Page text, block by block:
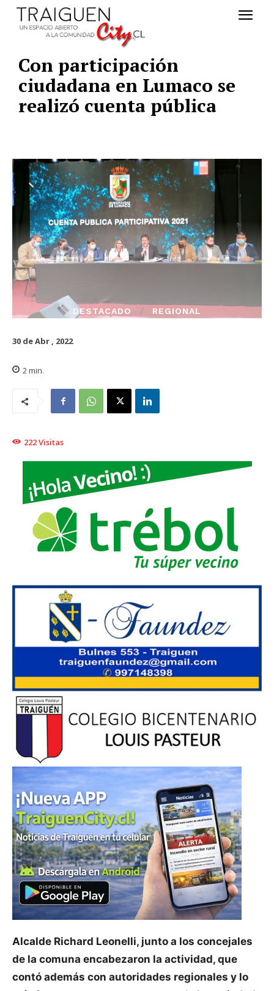
Con participación
ciudadana en Lumaco se
realizó cuenta pública
DESTACADO REGIONAL
30 de Abr , 2022
2 min.
222Visitas
Alcalde Richard Leonelli, junto a los concejales
de la comuna encabezaron la actividad, que
contó además con autoridades regionales y lo